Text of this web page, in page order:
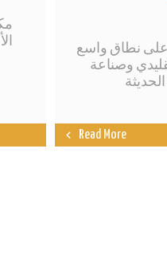
نطاق واسع
وصناعة
الحديثة
Read More